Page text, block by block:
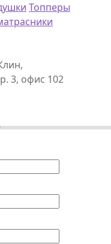
Топперы
3, офис 102